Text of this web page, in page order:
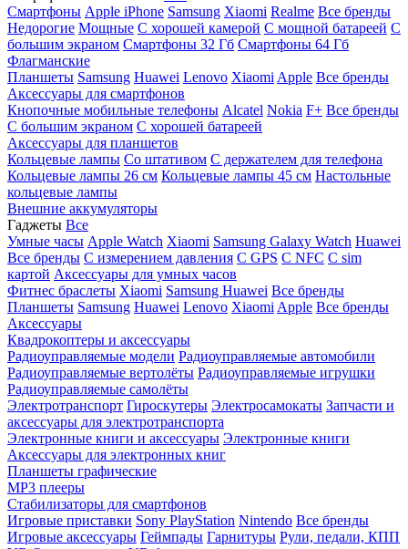
Смартфоны Apple iPhone Samsung Xiaomi Realme Все бренды
Недорогие Мощные С хорошей камерой С мощной батареей С
большим экраном Смартфоны 32 Гб Смартфоны 64 Гб
Флагманские
Планшеты Samsung Huawei Lenovo Xiaomi Apple Все бренды
Аксессуары для смартфонов
Кнопочные мобильные телефоны Alcatel Nokia F+ Все бренды
С большим экраном С хорошей батареей
Аксессуары для планшетов
Кольцевые лампы Со штативом C держателем для телефона
Кольцевые лампы 26 см Кольцевые лампы 45 см Настольные
кольцевые лампы
Внешние аккумуляторы
Гаджеты Все
Умные часы Apple Watch Xiaomi Samsung Galaxy Watch Huawei
Все бренды C измерением давления C GPS C NFC C sim
картой Аксессуары для умных часов
Фитнес браслеты Xiaomi Samsung Huawei Все бренды
Планшеты Samsung Huawei Lenovo Xiaomi Apple Все бренды
Аксессуары
Квадрокоптеры и аксессуары
Радиоуправляемые модели Радиоуправляемые автомобили
Радиоуправляемые вертолёты Радиоуправляемые игрушки
Радиоуправляемые самолёты
Электротранспорт Гироскутеры Электросамокаты Запчасти и
аксессуары для электротранспорта
Электронные книги и аксессуары Электронные книги
Аксессуары для электронных книг
Планшеты графические
MP3 плееры
Стабилизаторы для смартфонов
Игровые приставки Sony PlayStation Nintendo Все бренды
Игровые аксессуары Геймпады Гарнитуры Рули, педали, КПП